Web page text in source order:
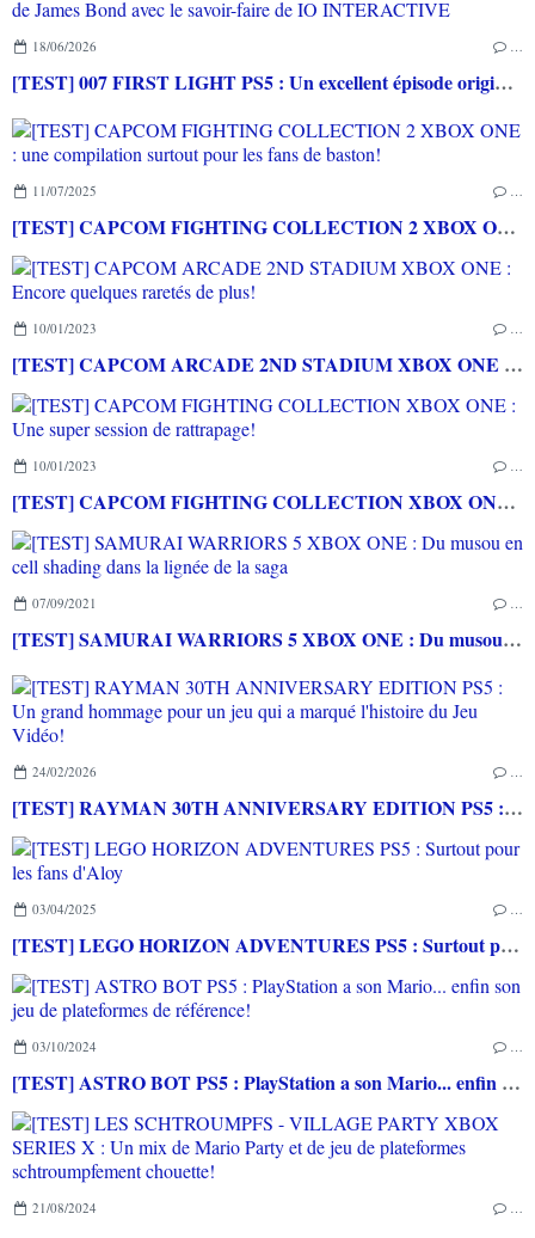
18/06/2026 …
[TEST] 007 FIRST LIGHT PS5 : Un excellent épisode original de James Bond avec le savoir-faire de IO INTERACTIVE
11/07/2025 …
[TEST] CAPCOM FIGHTING COLLECTION 2 XBOX ONE : une compilation surtout pour les fans de baston!
10/01/2023 …
[TEST] CAPCOM ARCADE 2ND STADIUM XBOX ONE : Encore quelques raretés de plus!
10/01/2023 …
[TEST] CAPCOM FIGHTING COLLECTION XBOX ONE : Une super session de rattrapage!
07/09/2021 …
[TEST] SAMURAI WARRIORS 5 XBOX ONE : Du musou en cell shading dans la lignée de la saga
24/02/2026 …
[TEST] RAYMAN 30TH ANNIVERSARY EDITION PS5 : Un grand hommage pour un jeu qui a marqué l'histoire du Jeu Vidéo!
03/04/2025 …
[TEST] LEGO HORIZON ADVENTURES PS5 : Surtout pour les fans d'Aloy
03/10/2024 …
[TEST] ASTRO BOT PS5 : PlayStation a son Mario... enfin son jeu de plateformes de référence!
21/08/2024 …